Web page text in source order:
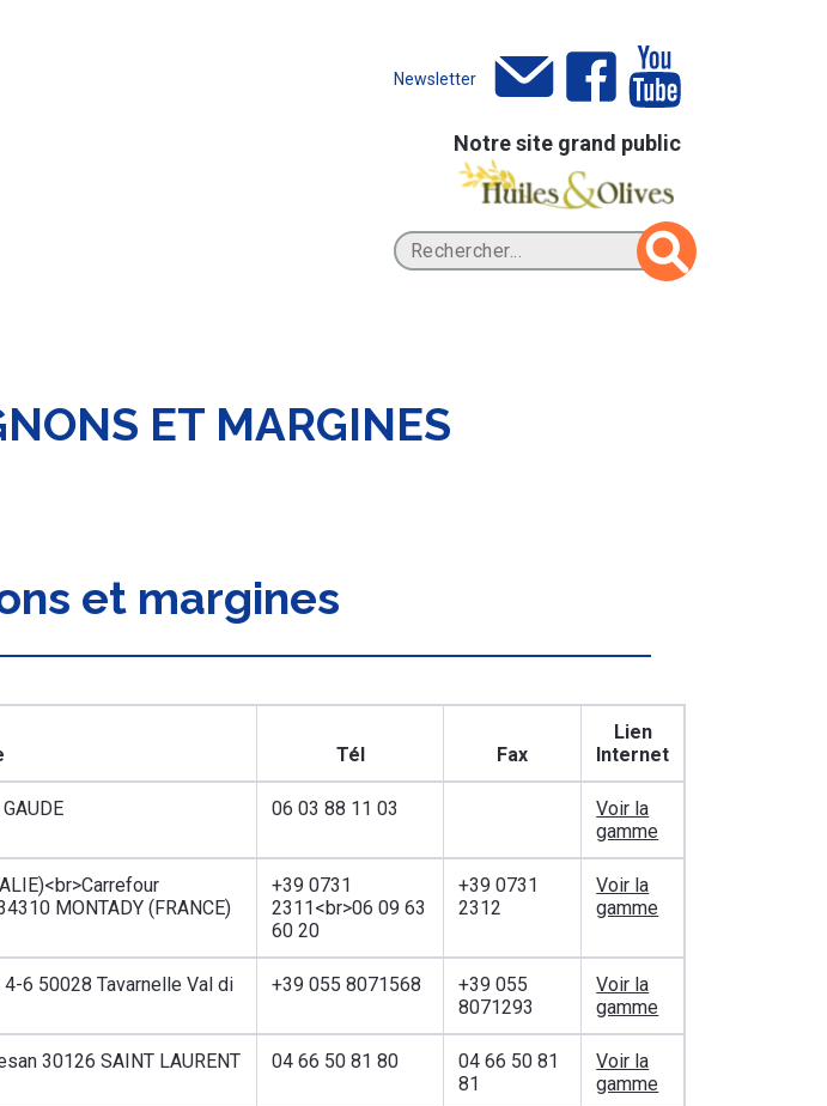
Newsletter
Notre site grand public
ET MARGINES
et margines
Tél Fax
Lien
Internet
06 03 88 11 03
Voir la
gamme
MONTADY (FRANCE)
+39 0731
2311<br>06 09 63
60 20
+39 0731
2312
Voir la
gamme
6 50028 Tavarnelle Val di
+39 055 8071568
+39 055
8071293
Voir la
gamme
30126 SAINT LAURENT
04 66 50 81 80
04 66 50 81
81
Voir la
gamme